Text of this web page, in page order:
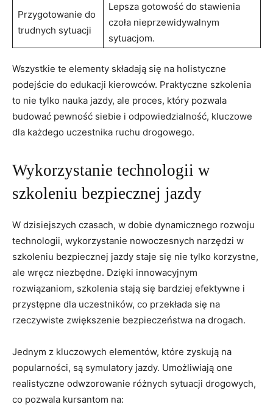
Przygotowanie do
trudnych sytuacji
Lepsza gotowość do stawienia
czoła nieprzewidywalnym
sytuacjom.
Wszystkie te elementy składają się na holistyczne
podejście do edukacji kierowców. Praktyczne szkolenia
to nie tylko nauka jazdy, ale proces, który pozwala
budować pewność siebie i odpowiedzialność, kluczowe
dla każdego uczestnika ruchu drogowego.
Wykorzystanie technologii w
szkoleniu bezpiecznej jazdy
W dzisiejszych czasach, w dobie dynamicznego rozwoju
technologii, wykorzystanie nowoczesnych narzędzi w
szkoleniu bezpiecznej jazdy staje się nie tylko korzystne,
ale wręcz niezbędne. Dzięki innowacyjnym
rozwiązaniom, szkolenia stają się bardziej efektywne i
przystępne dla uczestników, co przekłada się na
rzeczywiste zwiększenie bezpieczeństwa na drogach.
Jednym z kluczowych elementów, które zyskują na
popularności, są symulatory jazdy. Umożliwiają one
realistyczne odwzorowanie różnych sytuacji drogowych,
co pozwala kursantom na: